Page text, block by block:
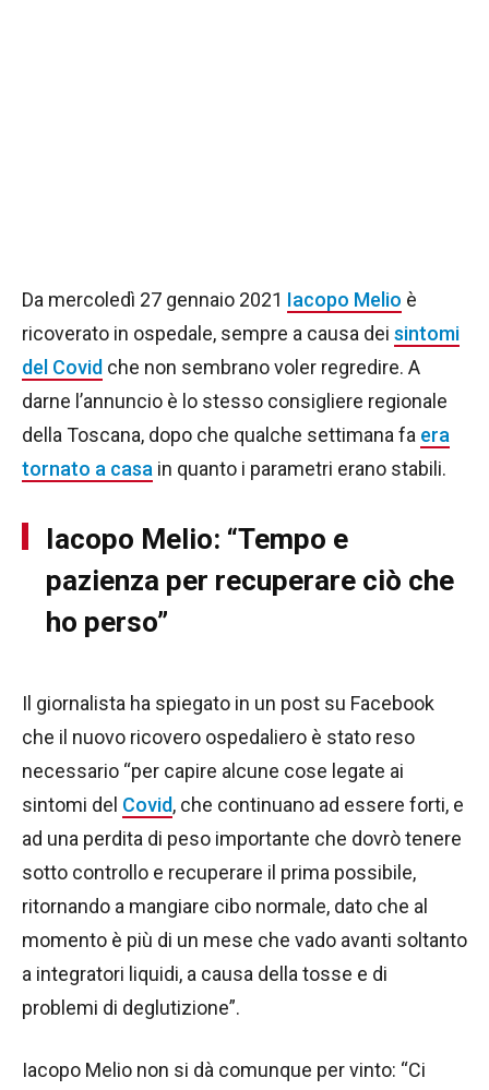
Da mercoledì 27 gennaio 2021 Iacopo Melio è
ricoverato in ospedale, sempre a causa dei sintomi
del Covid che non sembrano voler regredire. A
darne l’annuncio è lo stesso consigliere regionale
della Toscana, dopo che qualche settimana fa era
tornato a casa in quanto i parametri erano stabili.
Iacopo Melio: “Tempo e
pazienza per recuperare ciò che
ho perso”
Il giornalista ha spiegato in un post su Facebook
che il nuovo ricovero ospedaliero è stato reso
necessario “per capire alcune cose legate ai
sintomi del Covid, che continuano ad essere forti, e
ad una perdita di peso importante che dovrò tenere
sotto controllo e recuperare il prima possibile,
ritornando a mangiare cibo normale, dato che al
momento è più di un mese che vado avanti soltanto
a integratori liquidi, a causa della tosse e di
problemi di deglutizione”.
Iacopo Melio non si dà comunque per vinto: “Ci